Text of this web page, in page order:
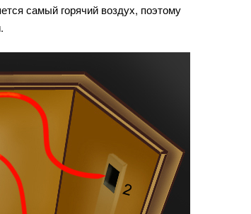
самый горячий воздух, поэтому